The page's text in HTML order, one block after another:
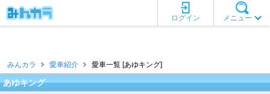
メニュー
ログイン
みんカラ 愛車紹介 愛車一覧 [あゆキング]
あゆキング